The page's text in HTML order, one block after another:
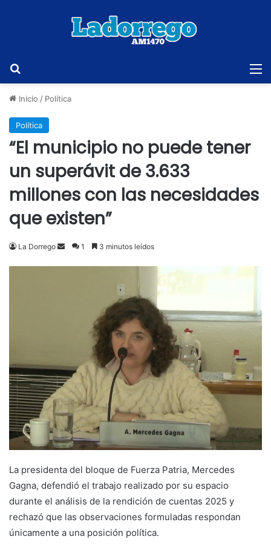
Inicio / Política
Política
“El municipio no puede tener
un superávit de 3.633
millones con las necesidades
que existen”
La Dorrego
Send1 3 minutos leídos
La presidenta del bloque de Fuerza Patria, Mercedes
Gagna, defendió el trabajo realizado por su espacio
durante el análisis de la rendición de cuentas 2025 y
rechazó que las observaciones formuladas respondan
únicamente a una posición política.